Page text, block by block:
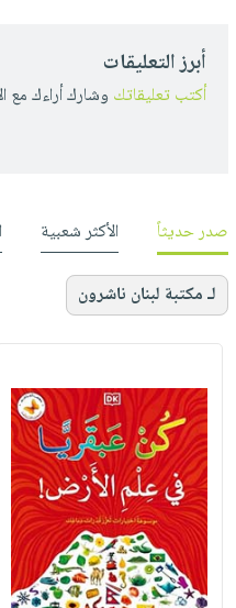
أبرز التعليقات
أكتب تعليقاتك وشارك أراءك مع
صدر حديثاً الأكثر شعبية
لـ مكتبة لبنان ناشرون